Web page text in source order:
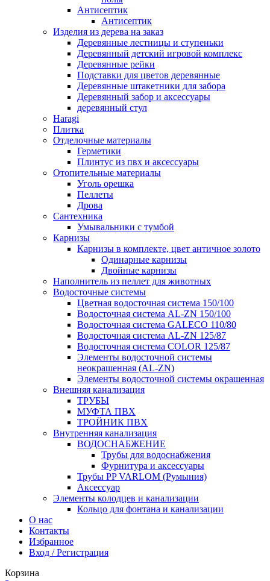
Aнтисептик
Aнтисептик
Изделия из дерева на заказ
Деревянные лестницы и ступеньки
Деревянный детский игровой комплекс
Деревянные рейки
Подставки для цветов деревянные
Деревянные штакетники для забора
Деревянный забор и аксессуары
деревянный стул
Haragi
Плитка
Отделочные материалы
Герметики
Плинтус из пвх и аксессуары
Отопительные материалы
Уголь орешка
Пеллеты
Дрова
Сантехника
Умывальники с тумбой
Карнизы
Карнизы в комплекте, цвет античное золото
Одинарные карнизы
Двойные карнизы
Наполнитель из пеллет для животных
Водосточные системы
Цветная водосточная система 150/100
Водосточная система AL-ZN 150/100
Водосточная система GALECO 110/80
Водосточная система AL-ZN 125/87
Водосточная система COLOR 125/87
Элементы водосточной системы
неокрашенная (AL-ZN)
Элементы водосточной системы окрашенная
Внешняя канализация
ТРУБЫ
МУФТА ПВХ
ТРОЙНИК ПВХ
Внутренняя канализация
ВОДОСНАБЖЕНИЕ
Трубы для водоснабжения
Фурнитура и аксессуары
Трубы PP VARLOM (Румыния)
Аксессуар
Элементы колодцев и канализации
Кольцо для фонтана и канализации
О нас
Контакты
Избранное
Вход / Регистрация
Корзина